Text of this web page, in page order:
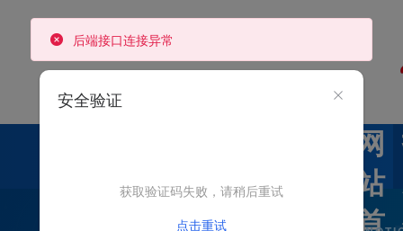
网
站
首
安全验证
获取验证码失败，请稍后重试
点击重试
后端接口连接异常